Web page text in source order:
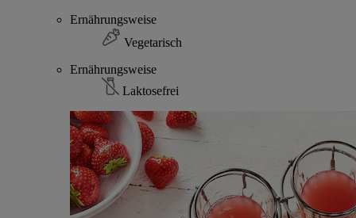
Ernährungsweise
Vegetarisch
Ernährungsweise
Laktosefrei